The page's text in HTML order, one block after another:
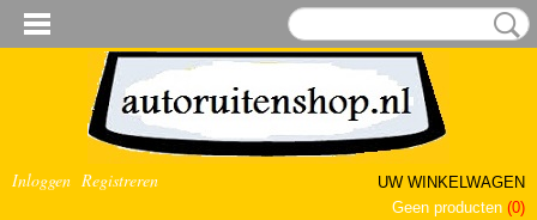
Inloggen Registreren
UW WINKELWAGEN
Geen producten (0)